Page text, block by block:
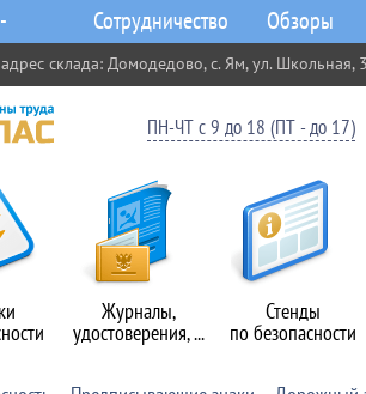
склада: Домодедово, с. Ям, ул. Школьная,
Журналы,
удостоверения, ...
Стенды
по безопасности
Сотрудничество Обзоры
ПН-ЧТ с 9 до 18 (ПТ - до 17)